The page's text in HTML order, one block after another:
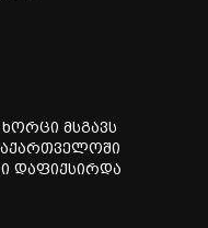
მსგავს
დაფიქსირდა